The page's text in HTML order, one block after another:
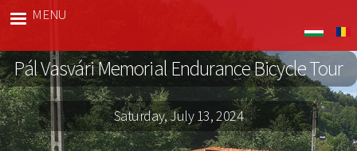
content
Bringa
MENU
Pál Vasvári Memorial Endurance Bicycle Tour
Saturday, July 13, 2024